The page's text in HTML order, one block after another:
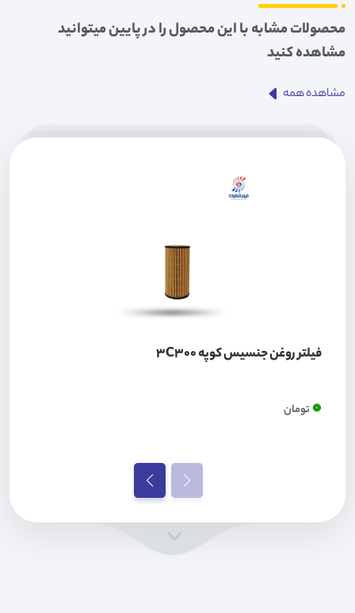
محصولات مشابه با این محصول را در پایین میتوانید
مشاهده کنید
مشاهده همه
فیلتر روغن جنسیس کوپه 3C300
0تومان